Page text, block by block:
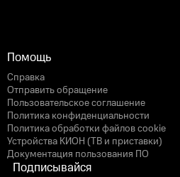
Помощь
Справка
Отправить обращение
Пользовательское соглашение
Политика конфиденциальности
Политика обработки файлов cookie
Устройства КИОН (ТВ и приставки)
Документация пользования ПО
Подписывайся